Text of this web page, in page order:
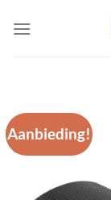
naar
Aanbieding!